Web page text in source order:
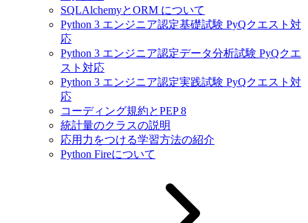
SQLAlchemyとORM について
Python 3 エンジニア認定基礎試験 PyQクエスト対
応
Python 3 エンジニア認定データ分析試験 PyQクエ
スト対応
Python 3 エンジニア認定実践試験 PyQクエスト対
応
コーディング規約とPEP 8
統計量のクラスの説明
応用力をつける学習方法の紹介
Python Fireについて